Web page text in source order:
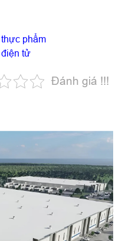
phẩm
điện tử
Đánh giá !!!